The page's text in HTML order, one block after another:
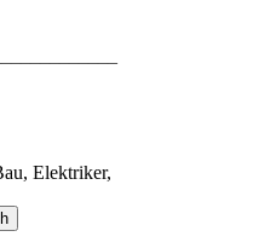
Elektriker,